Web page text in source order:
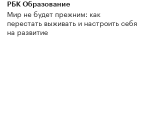
РБК Образование
Мир не будет прежним: как
перестать выживать и настроить себя
на развитие